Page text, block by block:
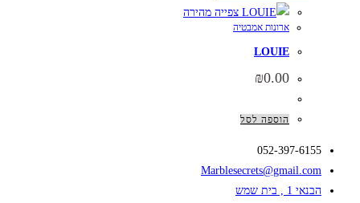
צפייה מהירה
ארונות אמבטיה
LOUIE
₪0.00
הוספה לסל
052-397-6155
Marblesecrets@gmail.com
הבנאי 1 , בית שמש